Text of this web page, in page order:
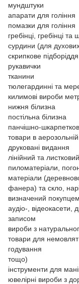
мундштуки
апарати для гоління
помазки для гоління
гребінці, гребінці та
сурдини (для
скрипкове підборіддя
рукавички
тканини
тюлегардинні та
килимові вироби
нижня білизна
постільна білизна
панчішно-
товари в
друковані видання
лінійний та
пиломатеріали,
матеріали
фанера) та скло,
визначений
аудіо-, відеокасети,
записом
вироби з
товари для
годування
тощо)
інструменти для
ювелірні вироби з